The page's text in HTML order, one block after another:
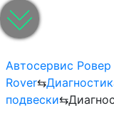
Автосервис
Rover⇆
подвески⇆